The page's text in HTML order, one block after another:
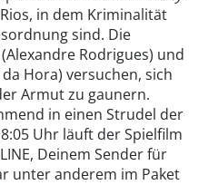
in dem Kriminalität
sind. Die
Rodrigues) und
Hora) versuchen, sich
Armut zu gaunern.
in einen Strudel der
Uhr läuft der Spielfilm
Deinem Sender für
unter anderem im Paket